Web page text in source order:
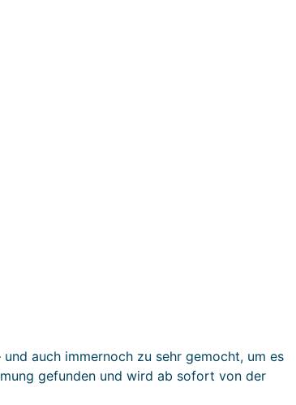
auch immernoch zu sehr gemocht, um es
gefunden und wird ab sofort von der